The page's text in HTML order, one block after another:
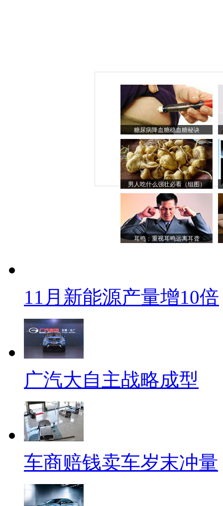
糖尿病降血糖稳血糖秘诀
男人吃什么强壮必看（组图）
耳鸣：重视耳鸣远离耳聋
11月新能源产量增10倍
广汽大自主战略成型
车商赔钱卖车岁末冲量